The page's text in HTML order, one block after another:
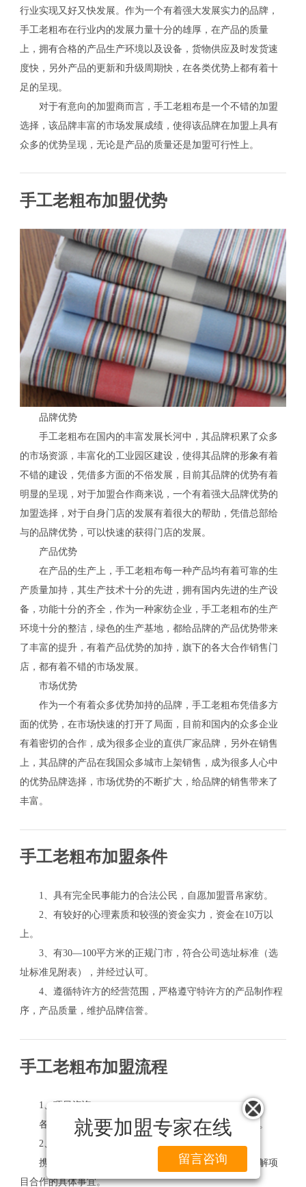
就要加盟专家在线
留言咨询
行业实现又好又快发展。作为一个有着强大发展实力的品牌，
手工老粗布在行业内的发展力量十分的雄厚，在产品的质量
上，拥有合格的产品生产环境以及设备，货物供应及时发货速
度快，另外产品的更新和升级周期快，在各类优势上都有着十
足的呈现。
对于有意向的加盟商而言，手工老粗布是一个不错的加盟
选择，该品牌丰富的市场发展成绩，使得该品牌在加盟上具有
众多的优势呈现，无论是产品的质量还是加盟可行性上。
手工老粗布加盟优势
品牌优势
手工老粗布在国内的丰富发展长河中，其品牌积累了众多
的市场资源，丰富化的工业园区建设，使得其品牌的形象有着
不错的建设，凭借多方面的不俗发展，目前其品牌的优势有着
明显的呈现，对于加盟合作商来说，一个有着强大品牌优势的
加盟选择，对于自身门店的发展有着很大的帮助，凭借总部给
与的品牌优势，可以快速的获得门店的发展。
产品优势
在产品的生产上，手工老粗布每一种产品均有着可靠的生
产质量加持，其生产技术十分的先进，拥有国内先进的生产设
备，功能十分的齐全，作为一种家纺企业，手工老粗布的生产
环境十分的整洁，绿色的生产基地，都给品牌的产品优势带来
了丰富的提升，有着产品优势的加持，旗下的各大合作销售门
店，都有着不错的市场发展。
市场优势
作为一个有着众多优势加持的品牌，手工老粗布凭借多方
面的优势，在市场快速的打开了局面，目前和国内的众多企业
有着密切的合作，成为很多企业的直供厂家品牌，另外在销售
上，其品牌的产品在我国众多城市上架销售，成为很多人心中
的优势品牌选择，市场优势的不断扩大，给品牌的销售带来了
丰富。
手工老粗布加盟条件
1、具有完全民事能力的合法公民，自愿加盟晋帛家纺。
2、有较好的心理素质和较强的资金实力，资金在10万以
上。
3、有30—100平方米的正规门市，符合公司选址标准（选
址标准见附表），并经过认可。
4、遵循特许方的经营范围，严格遵守特许方的产品制作程
序，产品质量，维护品牌信誉。
手工老粗布加盟流程
1、项目咨询
各种方式或渠道对项目有一个大致而较为全面的认识。
2、现场考察
携带本人身份证件赴公司现场参观、考察、洽谈，了解项
目合作的具体事宜。